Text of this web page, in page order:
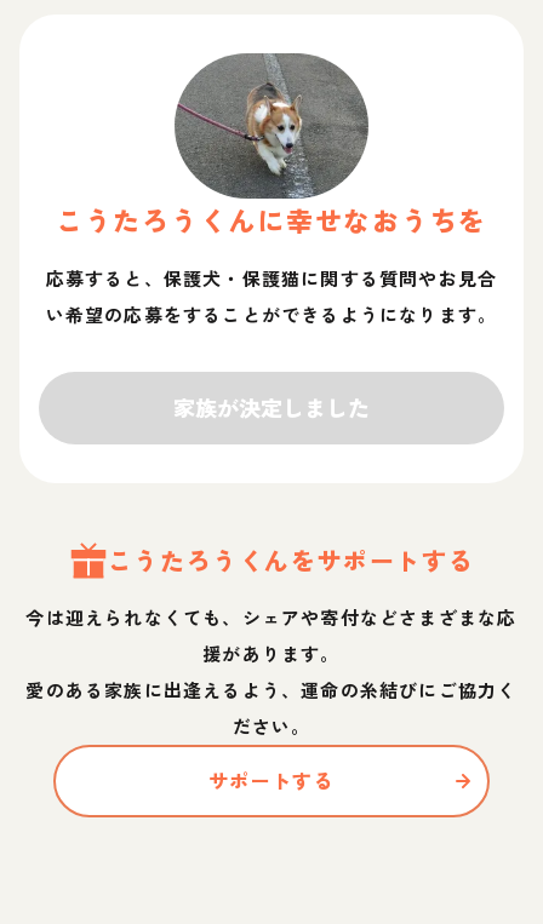
こうたろう くんに幸せなおうちを
応募すると、保護犬・保護猫に関する質問やお見合
い希望の応募をすることができるようになります。
家族が決定しました
こうたろう くんをサポートする
今は迎えられなくても、シェアや寄付などさまざまな応
援があります。
愛のある家族に出逢えるよう、運命の糸結びにご協力く
ださい。
サポートする